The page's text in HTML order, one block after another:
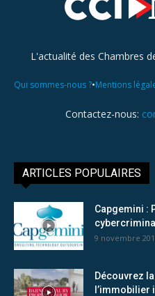
L'actualité des Chambres
Qui sommes-nous ?•Mentions
Contactez-nous:
ARTICLES POPULAIRES
Capgemini :
9 novembre
Découvrez
l’immobilier